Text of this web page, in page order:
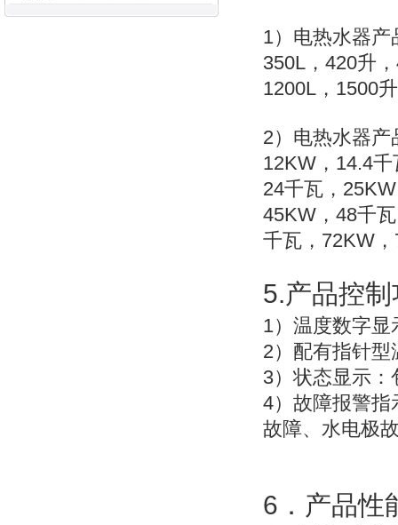
1）电热水器产
350L ， 420升 ，
1200L ， 1500升
2）电热水器产
12KW ， 14.4千
24千瓦， 25KW
45KW ， 48千
千瓦， 72KW ，
5.产品控
1）温度数字显
2）配有指针型
3）状态显示
4）故障报警
故障、水电极
6 ．产品